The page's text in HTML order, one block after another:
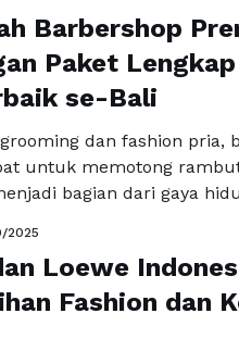
tingkat tinggi. Artikel
tentang sejarah,
…Baca Selengkapnya
Barbershop
Paket
se-Bali
dan fashion pria,
untuk memotong
bagian dari gaya
kini menjadi sorotan di
SelahSelah
barbershop biasa.
2025
Loewe
Fashion dan